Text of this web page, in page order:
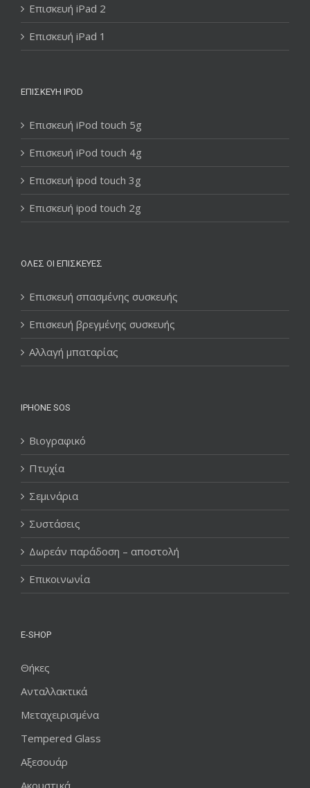
Επισκευή iPad 2
Επισκευή iPad 1
ΕΠΙΣΚΕΥΉ IPOD
Επισκευή iPod touch 5g
Επισκευή iPod touch 4g
Επισκευή ipod touch 3g
Επισκευή ipod touch 2g
ΌΛΕΣ ΟΙ ΕΠΙΣΚΕΥΈΣ
Επισκευή σπασμένης συσκευής
Επισκευή βρεγμένης συσκευής
Αλλαγή μπαταρίας
IPHONE SOS
Βιογραφικό
Πτυχία
Σεμινάρια
Συστάσεις
Δωρεάν παράδοση – αποστολή
Επικοινωνία
E-SHOP
Θήκες
Ανταλλακτικά
Μεταχειρισμένα
Tempered Glass
Αξεσουάρ
Ακουστικά